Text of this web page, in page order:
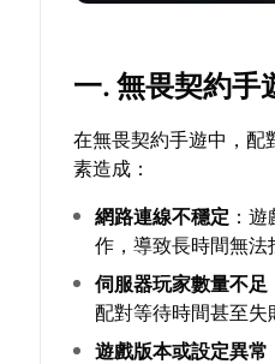
一. 無畏契約手
在無畏契約手遊中，配
素造成：
網路連線不穩定 ：
作，導致長時間無法
伺服器玩家數量不足
配對等待時間甚至失
遊戲版本或設定異常